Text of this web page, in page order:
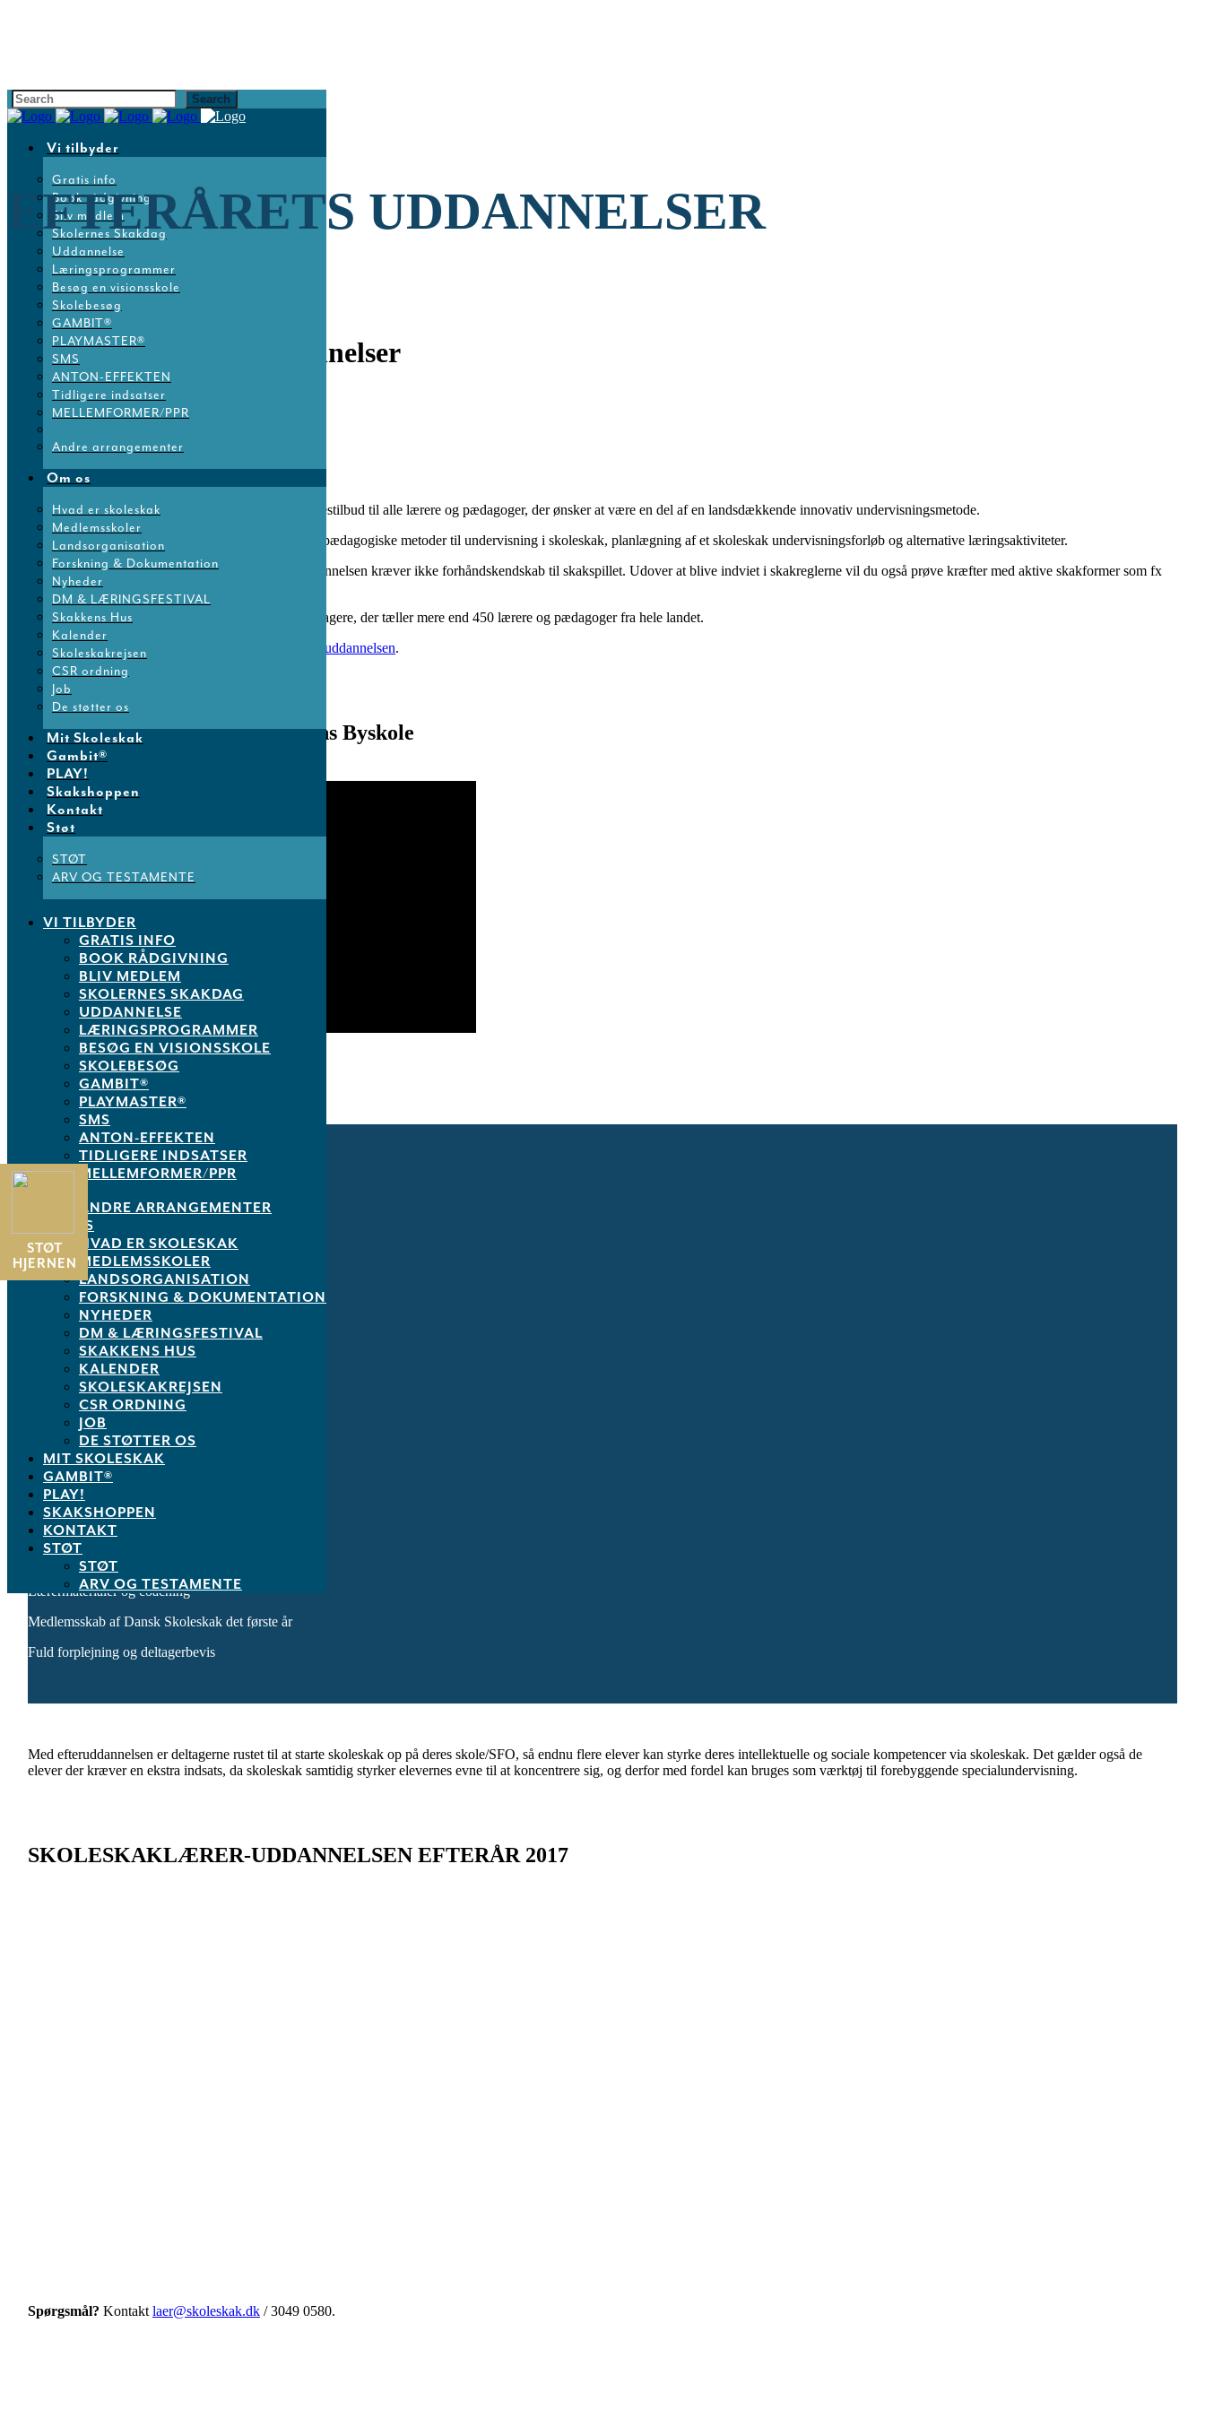
STØT
HJERNEN
Vi tilbyder
Gratis info
Book rådgivning
Bliv medlem
Skolernes Skakdag
Uddannelse
Læringsprogrammer
Besøg en visionsskole
Skolebesøg
GAMBIT®
PLAYMASTER®
SMS
ANTON-EFFEKTEN
Tidligere indsatser
MELLEMFORMER/PPR
Andre arrangementer
Om os
Hvad er skoleskak
Medlemsskoler
Landsorganisation
Forskning & Dokumentation
Nyheder
DM & LÆRINGSFESTIVAL
Skakkens Hus
Kalender
Skoleskakrejsen
CSR ordning
Job
De støtter os
Mit Skoleskak
Gambit®
PLAY!
Skakshoppen
Kontakt
Støt
STØT
ARV OG TESTAMENTE
VI TILBYDER
GRATIS INFO
BOOK RÅDGIVNING
BLIV MEDLEM
SKOLERNES SKAKDAG
UDDANNELSE
LÆRINGSPROGRAMMER
BESØG EN VISIONSSKOLE
SKOLEBESØG
GAMBIT®
PLAYMASTER®
SMS
ANTON-EFFEKTEN
TIDLIGERE INDSATSER
MELLEMFORMER/PPR
ANDRE ARRANGEMENTER
OM OS
HVAD ER SKOLESKAK
MEDLEMSSKOLER
LANDSORGANISATION
FORSKNING & DOKUMENTATION
NYHEDER
DM & LÆRINGSFESTIVAL
SKAKKENS HUS
KALENDER
SKOLESKAKREJSEN
CSR ORDNING
JOB
DE STØTTER OS
MIT SKOLESKAK
GAMBIT®
PLAY!
SKAKSHOPPEN
KONTAKT
STØT
STØT
ARV OG TESTAMENTE
EFTERÅRETS UDDANNELSER
31 majEfterårets uddannelser
Posted at 11:05hinNyheder
Share
Til efteråret udbydes endnu engang efteruddannelsestilbud til alle lærere og pædagoger, der ønsker at være en del af en landsdækkende innovativ undervisningsmetode.
På uddannelsen får du som deltager helt styr på de pædagogiske metoder til undervisning i skoleskak, planlægning af et skoleskak undervisningsforløb og alternative læringsaktiviteter.
Undervisningenbygger på aktiv deltagelse og uddannelsen kræver ikke forhåndskendskab til skakspillet. Udover at blive indviet i skakreglerne vil du også prøve kræfter med aktive skakformer som fx
actionskak.
Uddannelsen har høstet stor ros blandt tidligere deltagere, der tæller mere end 450 lærere og pædagoger fra hele landet.
Læsfolkeskolen.dk’ s anmeldelse af skoleskaklærer-uddannelsen.
Skoleskak på skemaet på Horsens Byskole
Se hele filmen om Peter og Horsens Byskole
På kurset arbejder du med
Formidling af skakregler og pædagogiske metoder
Planlægning af undervisningsforløb
Alternative aktiviteter med skoleskak
Matematik og forebyggende specialundervisning
Det får du med
Vejledning i start af skoleskak
Lærermaterialer og coaching
Medlemsskab af Dansk Skoleskak det første år
Fuld forplejning og deltagerbevis
Med efteruddannelsen er deltagerne rustet til at starte skoleskak op på deres skole/SFO, så endnu flere elever kan styrke deres intellektuelle og sociale kompetencer via skoleskak. Det gælder også de
elever der kræver en ekstra indsats, da skoleskak samtidig styrker elevernes evne til at koncentrere sig, og derfor med fordel kan bruges som værktøj til forebyggende specialundervisning.
SKOLESKAKLÆRER-UDDANNELSEN EFTERÅR 2017
Spørgsmål? Kontakt laer@skoleskak.dk / 3049 0580.